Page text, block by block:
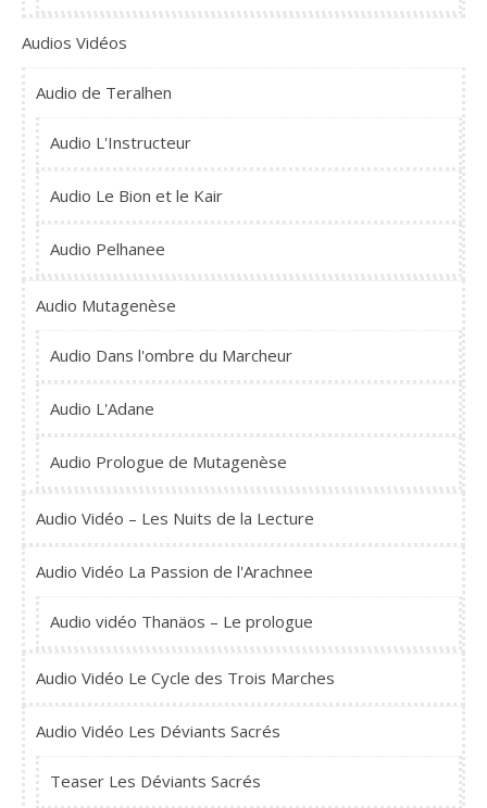
Audios Vidéos
Audio de Teralhen
Audio L'Instructeur
Audio Le Bion et le Kair
Audio Pelhanee
Audio Mutagenèse
Audio Dans l'ombre du Marcheur
Audio L'Adane
Audio Prologue de Mutagenèse
Audio Vidéo – Les Nuits de la Lecture
Audio Vidéo La Passion de l'Arachnee
Audio vidéo Thanäos – Le prologue
Audio Vidéo Le Cycle des Trois Marches
Audio Vidéo Les Déviants Sacrés
Teaser Les Déviants Sacrés